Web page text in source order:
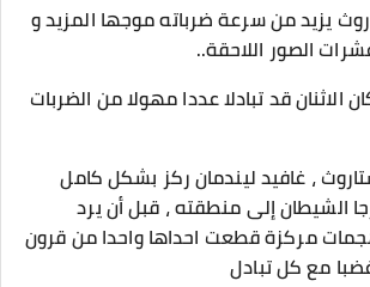
يزيد من سرعة ضرباته موجها المزيد و
الصور اللاحقة..
الاثنان قد تبادلا عددا مهولا من الضربات
، غافيد ليندمان ركز بشكل كامل
الشيطان إلى منطقته ، قبل أن يرد
مركزة قطعت احداها واحدا من قرون
مع كل تبادل